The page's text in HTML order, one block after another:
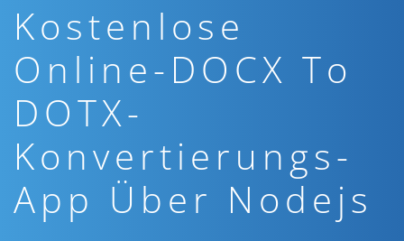
Kostenlose
Online-DOCX To
DOTX-
Konvertierungs-
App Über Nodejs